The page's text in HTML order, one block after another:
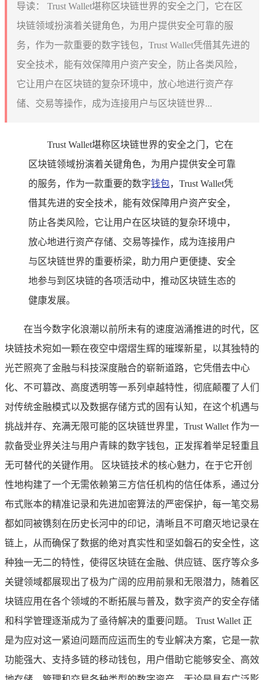
导读：
Trust Wallet堪称区块链世界的安全之门，它在区
块链领域扮演着关键角色，为用户提供安全可靠的服
务，作为一款重要的数字钱包，Trust Wallet凭借其先进的
安全技术，能有效保障用户资产安全，防止各类风险，
它让用户在区块链的复杂环境中，放心地进行资产存
储、交易等操作，成为连接用户与区块链世界...
Trust Wallet堪称区块链世界的安全之门，它在
区块链领域扮演着关键角色，为用户提供安全可靠
的服务，作为一款重要的数字钱包，Trust Wallet凭
借其先进的安全技术，能有效保障用户资产安全，
防止各类风险，它让用户在区块链的复杂环境中，
放心地进行资产存储、交易等操作，成为连接用户
与区块链世界的重要桥梁，助力用户更便捷、安全
地参与到区块链的各项活动中，推动区块链生态的
健康发展。
在当今数字化浪潮以前所未有的速度汹涌推进的时代，区
块链技术宛如一颗在夜空中熠熠生辉的璀璨新星，以其独特的
光芒照亮了金融与科技深度融合的崭新道路，它凭借去中心
化、不可篡改、高度透明等一系列卓越特性，彻底颠覆了人们
对传统金融模式以及数据存储方式的固有认知，在这个机遇与
挑战并存、充满无限可能的区块链世界里，Trust Wallet 作为一
款备受业界关注与用户青睐的数字钱包，正发挥着举足轻重且
无可替代的关键作用。 区块链技术的核心魅力，在于它开创
性地构建了一个无需依赖第三方信任机构的信任体系，通过分
布式账本的精准记录和先进加密算法的严密保护，每一笔交易
都如同被镌刻在历史长河中的印记，清晰且不可磨灭地记录在
链上，从而确保了数据的绝对真实性和坚如磐石的安全性，这
种独一无二的特性，使得区块链在金融、供应链、医疗等众多
关键领域都展现出了极为广阔的应用前景和无限潜力，随着区
块链应用在各个领域的不断拓展与普及，数字资产的安全存储
和科学管理逐渐成为了亟待解决的重要问题。 Trust Wallet 正
是为应对这一紧迫问题而应运而生的专业解决方案，它是一款
功能强大、支持多链的移动钱包，用户借助它能够安全、高效